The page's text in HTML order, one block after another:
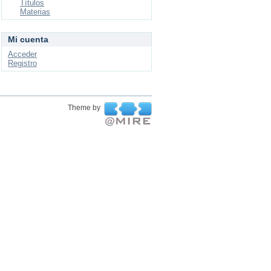
Títulos
Materias
Mi cuenta
Acceder
Registro
Theme by